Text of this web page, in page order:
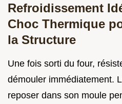
Refroidissement
Choc Thermique
la Structure
Une fois sorti du four,
démouler immédiatement.
reposer dans son moule